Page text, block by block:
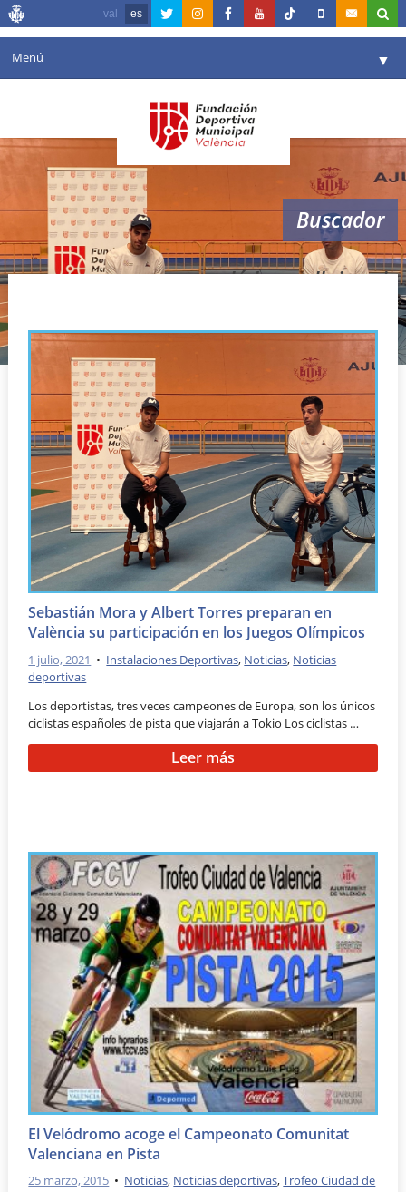
val es
Menú ▼
Agenda
Instalaciones ▼
Comunicación ▼
Valencia en deporte ▼
Reservas
Buscador
velódromo lluis puig
Sebastián Mora y Albert Torres preparan en
València su participación en los Juegos Olímpicos
1 julio, 2021 • Instalaciones Deportivas, Noticias, Noticias
deportivas
Los deportistas, tres veces campeones de Europa, son los únicos
ciclistas españoles de pista que viajarán a Tokio Los ciclistas …
Leer más
El Velódromo acoge el Campeonato Comunitat
Valenciana en Pista
25 marzo, 2015 • Noticias, Noticias deportivas,Trofeo Ciudad de